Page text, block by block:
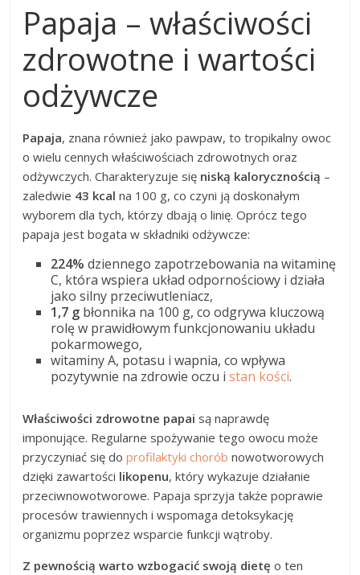
Papaja – właściwości
zdrowotne i wartości
odżywcze
Papaja, znana również jako pawpaw, to tropikalny owoc
o wielu cennych właściwościach zdrowotnych oraz
odżywczych. Charakteryzuje się niską kalorycznością –
zaledwie 43 kcal na 100 g, co czyni ją doskonałym
wyborem dla tych, którzy dbają o linię. Oprócz tego
papaja jest bogata w składniki odżywcze:
224% dziennego zapotrzebowania na witaminę
C, która wspiera układ odpornościowy i działa
jako silny przeciwutleniacz,
1,7 g błonnika na 100 g, co odgrywa kluczową
rolę w prawidłowym funkcjonowaniu układu
pokarmowego,
witaminy A, potasu i wapnia, co wpływa
pozytywnie na zdrowie oczu istan kości.
Właściwości zdrowotne papai są naprawdę
imponujące. Regularne spożywanie tego owocu może
przyczyniać się doprofilaktyki chorób nowotworowych
dzięki zawartości likopenu, który wykazuje działanie
przeciwnowotworowe. Papaja sprzyja także poprawie
procesów trawiennych i wspomaga detoksykację
organizmu poprzez wsparcie funkcji wątroby.
Z pewnością warto wzbogacić swoją dietę o ten